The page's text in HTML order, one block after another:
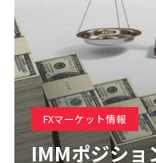
FXマーケット情報
IMMポジショ